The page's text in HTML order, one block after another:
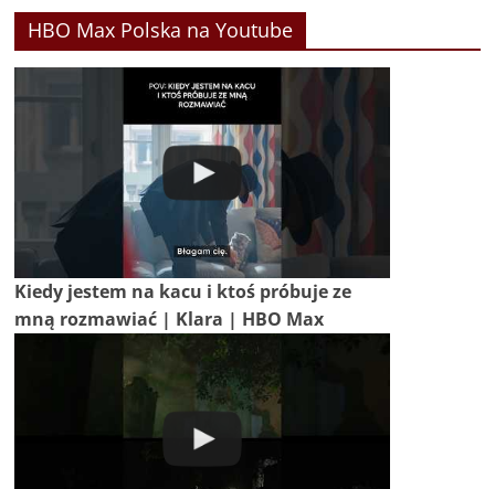
HBO Max Polska na Youtube
Kiedy jestem na kacu i ktoś próbuje ze
mną rozmawiać | Klara | HBO Max